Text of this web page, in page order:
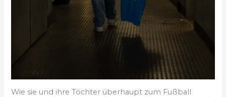
Wie sie und ihre Töchter überhaupt zum Fußball